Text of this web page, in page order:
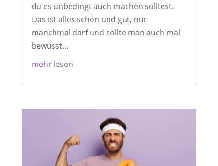
du es unbedingt auch machen solltest.
Das ist alles schön und gut, nur
manchmal darf und sollte man auch mal
bewusst...
mehr lesen